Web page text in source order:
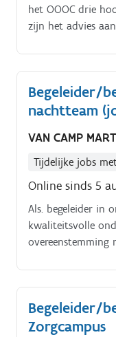
het OOOC drie
zijn het advies
het kader van
Begeleider/
nachtteam
VAN CAMP
Tijdelijke jobs
Online sinds 5
Als. begeleider in
kwaliteitsvolle
Begeleider/
Zorgcampus